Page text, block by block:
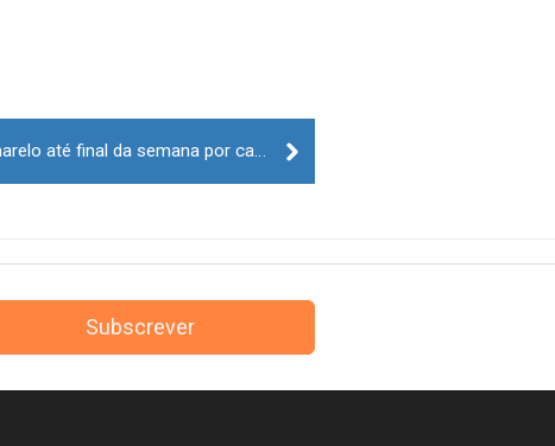
Treze distritos em aviso amarelo até final da semana por causa do calor
Subscrever